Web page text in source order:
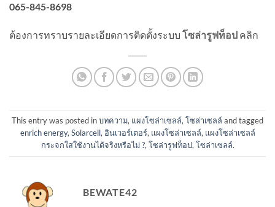
065-845-8698
ต้องการทราบรายละเอียดการติดตั้งระบบ โซล่ารูฟท็อป คลิก
This entry was posted inบทความ, แผงโซล่าเซลล์,โซล่าเซลล์ and tagged
enrich energy,Solarcell, อินเวอร์เตอร์, แผงโซล่าเซลล์, แผงโซล่าเซลล์
กระจกใสใช้งานได้จริงหรือไม่ ?,โซล่ารูฟท็อป,โซล่าเซลล์.
BEWATE42